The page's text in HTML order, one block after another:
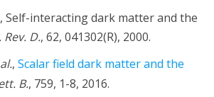
, Self-interacting dark matter and the
Rev. D., 62, 041302(R), 2000.
, Scalar field dark matter and the
B., 759, 1-8, 2016.